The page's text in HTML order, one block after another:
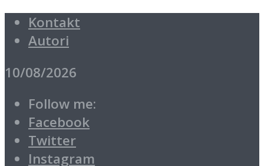
Kontakt
Autori
10/08/2026
Follow me:
Facebook
Twitter
Instagram